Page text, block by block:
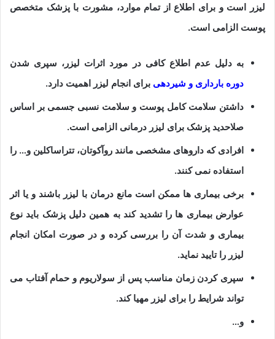
لیزر است و برای اطلاع از تمام موارد، مشورت با پزشک متخصص
پوست الزامی است.
به دلیل عدم اطلاع کافی در مورد اثرات لیزر، سپری شدن
دوره بارداری و شیردهی برای انجام لیزر اهمیت دارد.
داشتن سلامت کامل پوست و سلامت نسبی جسمی بر اساس
صلاحدید پزشک برای لیزر درمانی الزامی است.
افرادی که داروهای مشخصی مانند روآکوتان، تتراساکلین و… را
استفاده نمی کنند.
برخی بیماری ها ممکن است مانع درمان با لیزر باشند و یا اثر
عوارض بیماری ها را تشدید کند به همین دلیل پزشک باید نوع
بیماری و شدت آن را بررسی کرده و در صورت امکان انجام
لیزر را تایید نماید.
سپری کردن زمان مناسب پس از سولاریوم و حمام آفتاب می
تواند شرایط را برای لیزر مهیا کند.
و…